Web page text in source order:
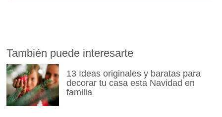
También puede interesarte
13 Ideas originales y baratas para
decorar tu casa esta Navidad en
familia